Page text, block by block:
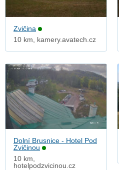
Zvičina
10 km, kamery.avatech.cz
Dolní Brusnice - Hotel Pod
Zvičinou
10 km,
hotelpodzvicinou.cz